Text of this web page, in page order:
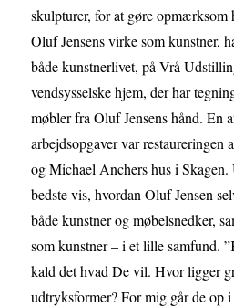
skulpturer, for at gøre opmærksom
Oluf Jensens virke som kunstner,
både kunstnerlivet, på Vrå
vendsysselske hjem, der har
møbler fra Oluf Jensens hånd. En
arbejdsopgaver var restaureringen
og Michael Anchers hus i
bedste vis, hvordan Oluf Jensen
både kunstner og møbelsnedker,
som kunstner – i et lille samfund.
kald det hvad De vil. Hvor ligger
udtryksformer? For mig går de op